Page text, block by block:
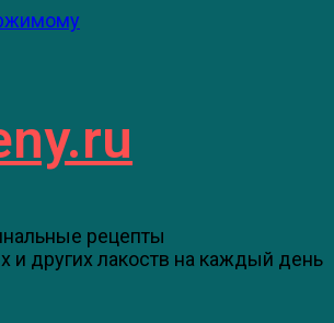
рецепты
и других лакоств на каждый день